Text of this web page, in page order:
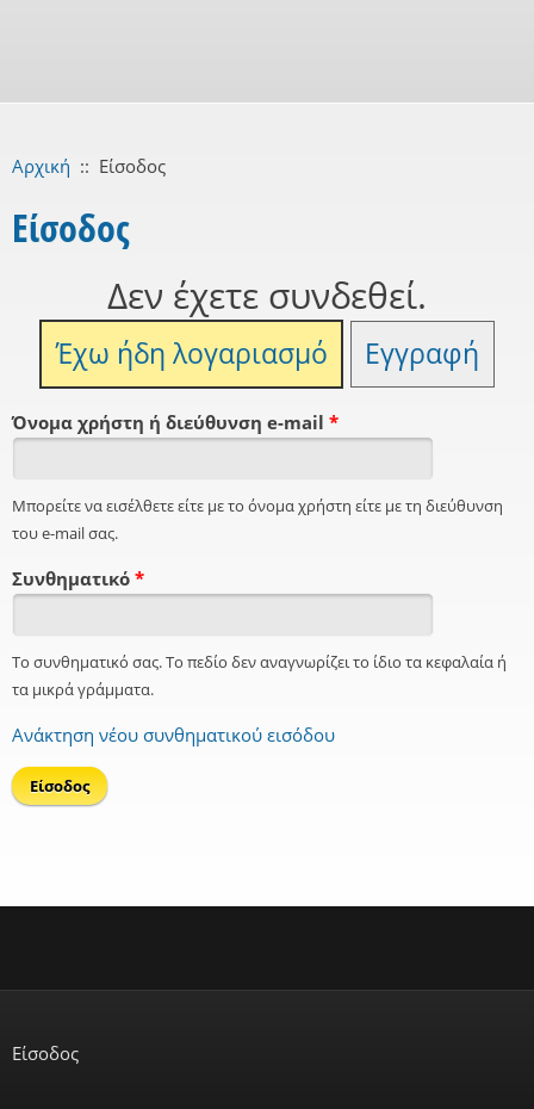
Αρχική :: Είσοδος
Είσοδος
Δεν έχετε συνδεθεί.
Έχω ήδη λογαριασμό Εγγραφή
Όνομα χρήστη ή διεύθυνση e-mail *
Μπορείτε να εισέλθετε είτε με το όνομα χρήστη είτε με τη διεύθυνση
του e-mail σας.
Συνθηματικό *
Το συνθηματικό σας. Το πεδίο δεν αναγνωρίζει το ίδιο τα κεφαλαία ή
τα μικρά γράμματα.
Ανάκτηση νέου συνθηματικού εισόδου
Είσοδος